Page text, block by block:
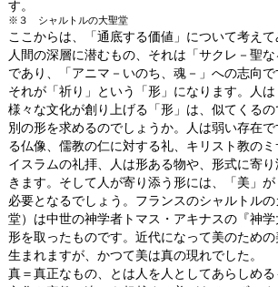
す。
※３ シャルトルの大聖堂
ここからは、「通底する価値」について考えて
人間の深層に潜むもの、それは「サクレ－聖
であり、「アニマ－いのち、魂－」への志向で
それが「祈り」という「形」になります。人は
様々な文化が創り上げる「形」は、似てくるの
別の形を求めるのでしょうか。人は弱い存在
る仏像、儒教の仁に対する礼、キリスト教のミ
イスラムの礼拝、人は形ある物や、形式に寄
きます。そして人が寄り添う形には、「美」が
必要となるでしょう。フランスのシャルトル
堂）は中世の神学者トマス・アキナスの『神
形を取ったものです。近代になって美のため
生まれますが、かつて美は真の現れでした。
真＝真正なもの、とは人を人としてあらしめる